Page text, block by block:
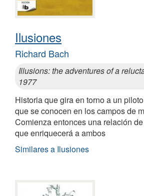
Ilusiones
Richard Bach
Illusions: the adventures of a
1977
Historia que gira en torno a un
que se conocen en los campos de
Comienza entonces una relación
que enriquecerá a ambos
Similares a Ilusiones